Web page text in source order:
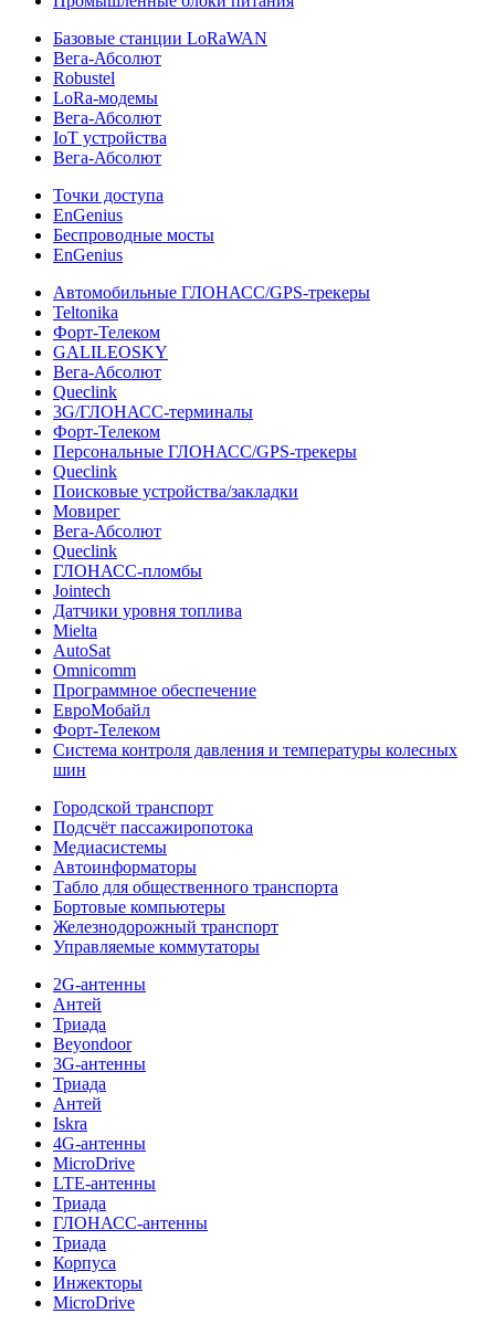
Базовые станции LoRaWAN
Вега-Абсолют
Robustel
LoRa-модемы
Вега-Абсолют
IoT устройства
Вега-Абсолют
Точки доступа
EnGenius
Беспроводные мосты
EnGenius
Автомобильные ГЛОНАСС/GPS-трекеры
Teltonika
Форт-Телеком
GALILEOSKY
Вега-Абсолют
Queclink
3G/ГЛОНАСС-терминалы
Форт-Телеком
Персональные ГЛОНАСС/GPS-трекеры
Queclink
Поисковые устройства/закладки
Мовирег
Вега-Абсолют
Queclink
ГЛОНАСС-пломбы
Jointech
Датчики уровня топлива
Mielta
AutoSat
Omnicomm
Программное обеспечение
ЕвроМобайл
Форт-Телеком
Система контроля давления и температуры колесных
шин
Городской транспорт
Подсчёт пассажиропотока
Медиасистемы
Автоинформаторы
Табло для общественного транспорта
Бортовые компьютеры
Железнодорожный транспорт
Управляемые коммутаторы
2G-антенны
Антей
Триада
Beyondoor
3G-антенны
Триада
Антей
Iskra
4G-антенны
MicroDrive
LTE-антенны
Триада
ГЛОНАСС-антенны
Триада
Корпуса
Инжекторы
MicroDrive